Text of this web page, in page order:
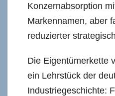
Konzernabsorption
Markennamen, aber
reduzierter
Die Eigentümerkette
ein Lehrstück der
Industriegeschichte: